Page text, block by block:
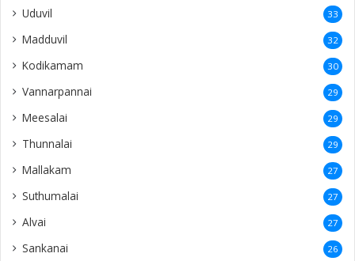
Uduvil 33
Madduvil 32
Kodikamam 30
Vannarpannai 29
Meesalai 29
Thunnalai 29
Mallakam 27
Suthumalai 27
Alvai 27
Sankanai 26